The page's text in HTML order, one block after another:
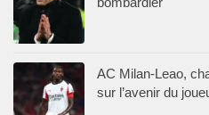
AC Milan-Leao,
sur l’avenir du